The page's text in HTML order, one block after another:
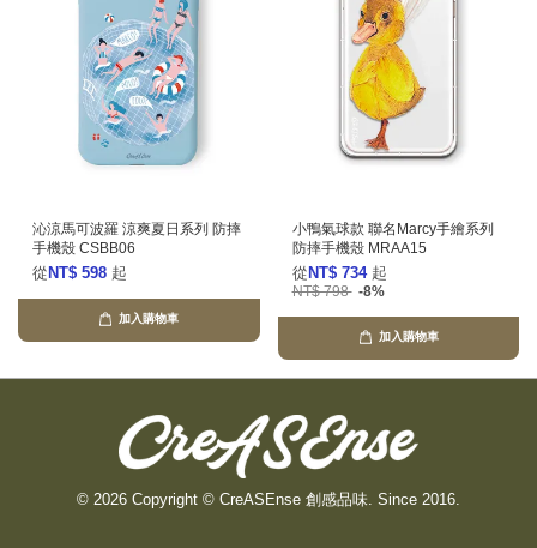
沁涼馬可波羅 涼爽夏日系列 防摔
手機殼 CSBB06
從 NT$ 598 起
加入購物車
小鴨氣球款 聯名Marcy手繪系列
防摔手機殼 MRAA15
從 NT$ 734 起
NT$ 798 -8%
加入購物車
© 2026 Copyright © CreASEnse 創感品味. Since 2016.